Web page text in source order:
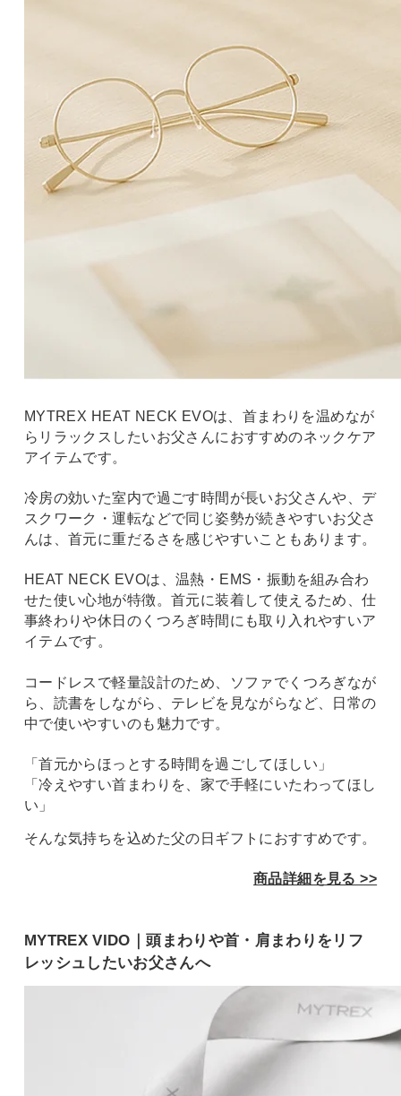
MYTREX HEAT NECK EVOは、首まわりを温めなが
らリラックスしたいお父さんにおすすめのネックケア
アイテムです。
冷房の効いた室内で過ごす時間が長いお父さんや、デ
スクワーク・運転などで同じ姿勢が続きやすいお父さ
んは、首元に重だるさを感じやすいこともあります。
HEAT NECK EVOは、温熱・EMS・振動を組み合わ
せた使い心地が特徴。首元に装着して使えるため、仕
事終わりや休日のくつろぎ時間にも取り入れやすいア
イテムです。
コードレスで軽量設計のため、ソファでくつろぎなが
ら、読書をしながら、テレビを見ながらなど、日常の
中で使いやすいのも魅力です。
「首元からほっとする時間を過ごしてほしい」
「冷えやすい首まわりを、家で手軽にいたわってほし
い」
そんな気持ちを込めた父の日ギフトにおすすめです。
商品詳細を見る >>
MYTREX VIDO｜頭まわりや首・肩まわりをリフ
レッシュしたいお父さんへ